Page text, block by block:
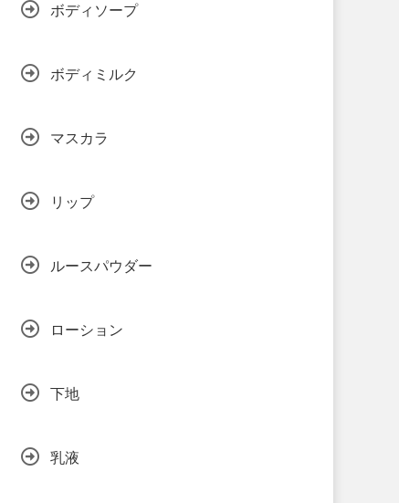
ボディソープ
ボディミルク
マスカラ
リップ
ルースパウダー
ローション
下地
乳液